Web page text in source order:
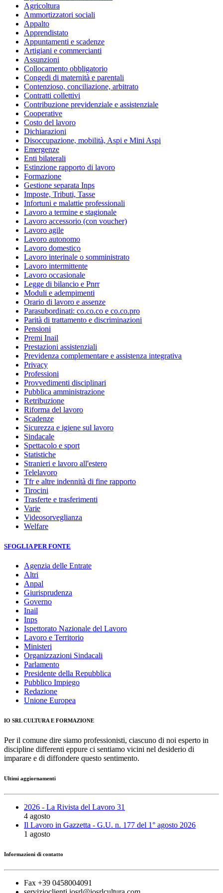
Agricoltura
Ammortizzatori sociali
Appalto
Apprendistato
Appuntamenti e scadenze
Artigiani e commercianti
Assunzioni
Collocamento obbligatorio
Congedi di maternità e parentali
Contenzioso, conciliazione, arbitrato
Contratti collettivi
Contribuzione previdenziale e assistenziale
Cooperative
Costo del lavoro
Dichiarazioni
Disoccupazione, mobilità, Aspi e Mini Aspi
Emergenze
Enti bilaterali
Estinzione rapporto di lavoro
Formazione
Gestione separata Inps
Imposte, Tributi, Tasse
Infortuni e malattie professionali
Lavoro a termine e stagionale
Lavoro accessorio (con voucher)
Lavoro agile
Lavoro autonomo
Lavoro domestico
Lavoro interinale o somministrato
Lavoro intermittente
Lavoro occasionale
Legge di bilancio e Pnrr
Moduli e adempimenti
Orario di lavoro e assenze
Parasubordinati: co.co.co e co.co.pro
Parità di trattamento e discriminazioni
Pensioni
Premi Inail
Prestazioni assistenziali
Previdenza complementare e assistenza integrativa
Privacy
Professioni
Provvedimenti disciplinari
Pubblica amministrazione
Retribuzione
Riforma del lavoro
Scadenze
Sicurezza e igiene sul lavoro
Sindacale
Spettacolo e sport
Statistiche
Stranieri e lavoro all'estero
Telelavoro
Tfr e altre indennità di fine rapporto
Tirocini
Trasferte e trasferimenti
Varie
Videosorveglianza
Welfare
SFOGLIA PER FONTE
Agenzia delle Entrate
Altri
Anpal
Giurisprudenza
Governo
Inail
Inps
Ispettorato Nazionale del Lavoro
Lavoro e Territorio
Ministeri
Organizzazioni Sindacali
Parlamento
Presidente della Repubblica
Pubblico Impiego
Redazione
Unione Europea
IO SRL CULTURA E FORMAZIONE
Per il comune dire siamo professionisti, ciascuno di noi esperto in
discipline differenti eppure ci sentiamo vicini nel desiderio di
imparare e di diffondere questo sentimento.
Ultimi aggiornamenti
2026 - La Rivista del Lavoro 31
4 agosto
Il Lavoro in Gazzetta - G.U. n. 177 del 1° agosto 2026
1 agosto
Informazioni di contatto
Fax +39 0458004091